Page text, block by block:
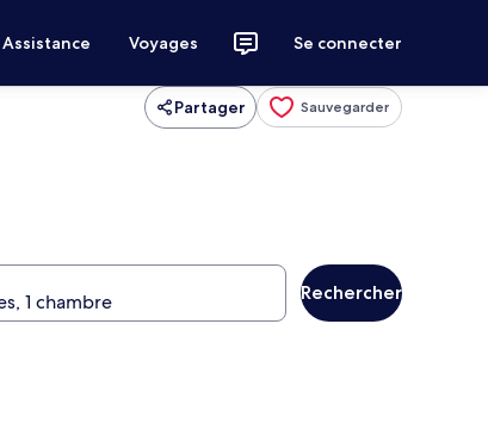
Assistance Voyages Se connecter
Partager Sauvegarder
Rechercher